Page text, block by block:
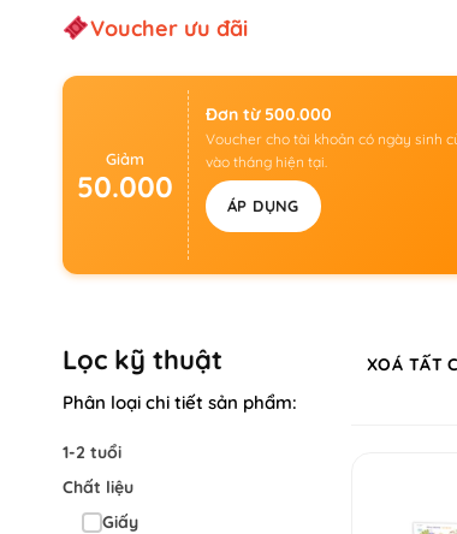
Voucher ưu đãi
Giảm
50.000
Đơn từ 500.000
Voucher cho tài khoản có ngày sinh
vào tháng hiện tại.
ÁP DỤNG
Lọc kỹ thuật
Phân loại chi tiết sản phẩm:
1-2 tuổi
Chất liệu
Giấy
XOÁ TẤT